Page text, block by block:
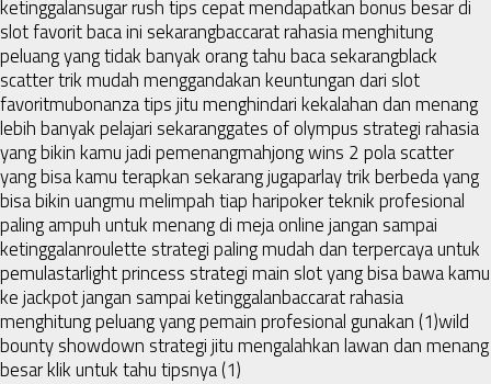
ketinggalansugar rush tips cepat mendapatkan bonus besar di
slot favorit baca ini sekarangbaccarat rahasia menghitung
peluang yang tidak banyak orang tahu baca sekarangblack
scatter trik mudah menggandakan keuntungan dari slot
favoritmubonanza tips jitu menghindari kekalahan dan menang
lebih banyak pelajari sekaranggates of olympus strategi rahasia
yang bikin kamu jadi pemenangmahjong wins 2 pola scatter
yang bisa kamu terapkan sekarang jugaparlay trik berbeda yang
bisa bikin uangmu melimpah tiap haripoker teknik profesional
paling ampuh untuk menang di meja online jangan sampai
ketinggalanroulette strategi paling mudah dan terpercaya untuk
pemulastarlight princess strategi main slot yang bisa bawa kamu
ke jackpot jangan sampai ketinggalanbaccarat rahasia
menghitung peluang yang pemain profesional gunakan (1)wild
bounty showdown strategi jitu mengalahkan lawan dan menang
besar klik untuk tahu tipsnya (1)